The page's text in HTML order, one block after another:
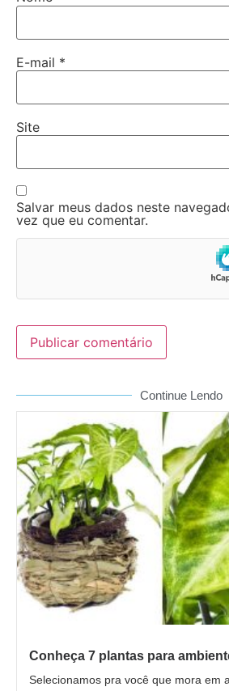
E-mail *
Site
Salvar meus dados neste
vez que eu comentar.
Continue Lendo
Conheça 7 plantas para
Selecionamos pra você que mora em